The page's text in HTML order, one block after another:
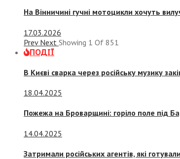
На Вінничині гучні мотоцикли хочуть
17.03.2026
Prev Next Showing 1 Of 851
ПОДІЇ
В Києві сварка через російську музику
18.04.2025
Пожежа на Броварщині: горіло поле під
14.04.2025
Затримали російських агентів, які